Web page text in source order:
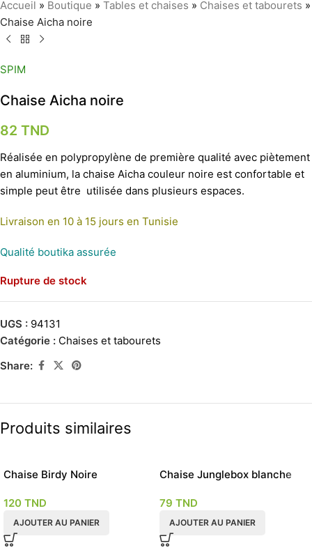
Accueil » Boutique » Tables et chaises » Chaises et tabourets »
Chaise Aicha noire
SPIM
Chaise Aicha noire
82 TND
Réalisée en polypropylène de première qualité avec piètement
en aluminium, la chaise Aicha couleur noire est confortable et
simple peut être utilisée dans plusieurs espaces.
Livraison en 10 à 15 jours en Tunisie
Qualité boutika assurée
Rupture de stock
UGS : 94131
Catégorie : Chaises et tabourets
Share:
Produits similaires
Chaise Birdy Noire
120 TND
AJOUTER AU PANIER
Chaise Junglebox blanche
79 TND
AJOUTER AU PANIER